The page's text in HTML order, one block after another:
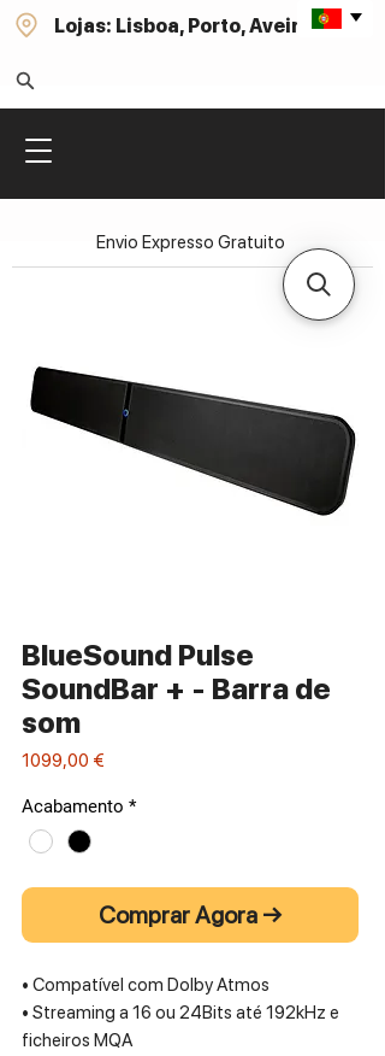
Lojas: Lisboa, Porto, Aveiro
BlueSound Pulse
SoundBar + - Barra de
som
1099,00 €
Acabamento *
Comprar Agora →
• Compatível com Dolby Atmos
• Streaming a 16 ou 24Bits até 192kHz e
ficheiros MQA
Envio Expresso Gratuito